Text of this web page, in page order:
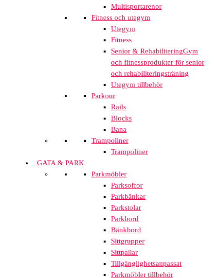
Multisportarenor
Fitness och utegym
Utegym
Fitness
Senior & RehabiliteringGym
och fitnessprodukter för senior
och rehabiliteringsträning
Utegym tillbehör
Parkour
Rails
Blocks
Bana
Trampoliner
Trampoliner
GATA & PARK
Parkmöbler
Parksoffor
Parkbänkar
Parkstolar
Parkbord
Bänkbord
Sittgrupper
Sittpallar
Tillgänglighetsanpassat
Parkmöbler tillbehör